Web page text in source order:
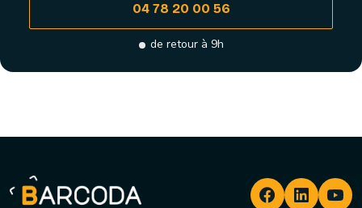
04 78 20 00 56
de retour à 9h